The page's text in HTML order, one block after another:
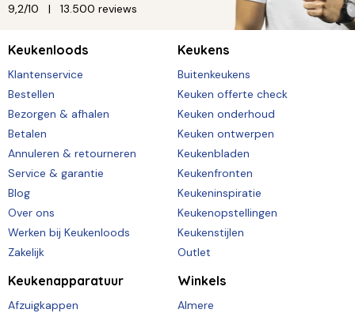
9,2/10 13.500 reviews
Keukenloods
Klantenservice
Bestellen
Bezorgen & afhalen
Betalen
Annuleren & retourneren
Service & garantie
Blog
Over ons
Werken bij Keukenloods
Zakelijk
Keukens
Buitenkeukens
Keuken offerte check
Keuken onderhoud
Keuken ontwerpen
Keukenbladen
Keukenfronten
Keukeninspiratie
Keukenopstellingen
Keukenstijlen
Outlet
Keukenapparatuur
Afzuigkappen
Winkels
Almere